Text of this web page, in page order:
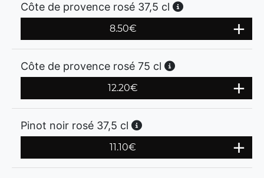
Côte de provence rosé 37,5 cl
8.50€
Côte de provence rosé 75 cl
12.20€
Pinot noir rosé 37,5 cl
11.10€